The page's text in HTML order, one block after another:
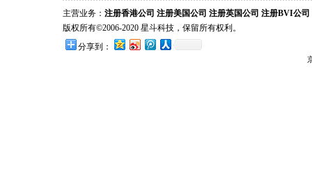
主营业务： 注册香港公司 注册美国公司 注册英国公司 注册BVI公司
版权所有©2006-2020 星斗科技，保留所有权利。
分享到：